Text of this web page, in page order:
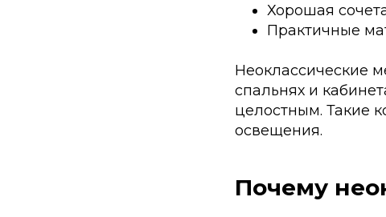
Хорошая
Практичные
Неоклассические
спальнях и
целостным. Такие
освещения.
Почему